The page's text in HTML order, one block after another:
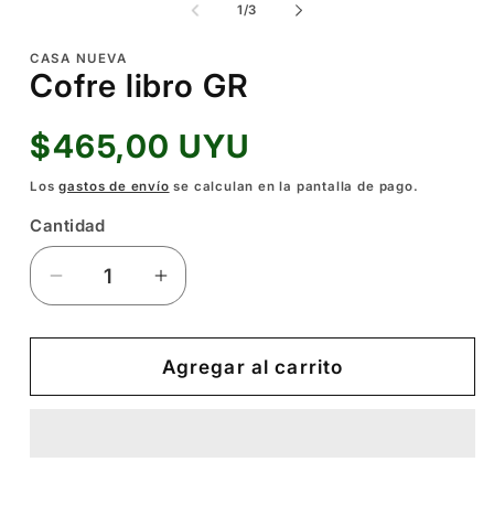
una
ventana
modal
1/de
3
CASA NUEVA
Cofre libro GR
Precio
habitual
$465,00 UYU
Losgastos de envío se calculan en la pantalla de pago.
Cantidad
Reducir
cantidad
para
libro
Aumentar
cantidad
para
Cofre
libro
Agregar al carrito